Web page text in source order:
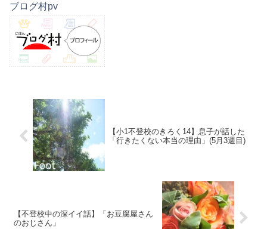
ブログ村pv
【小1不登校のきろく14】息子が話した
「行きたくない本当の理由」(5月3週目)
【不登校中の深イイ話】「お豆腐屋さん
のおじさん」